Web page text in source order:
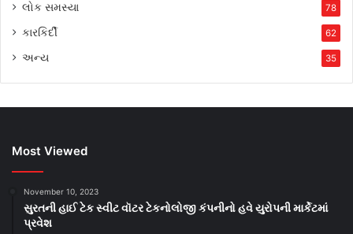
લોક સમસ્યા 78
કારકિર્દી 62
અન્ય 35
Most Viewed
November 10, 2023
સુરતની હાઈ ટેક સ્વીટ વૉટર ટેકનોલોજી કંપનીનો હવે યુરોપની માર્કેટમાં
પ્રવેશ